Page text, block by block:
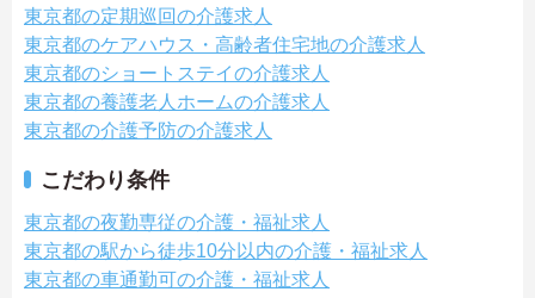
東京都の定期巡回の介護求人
東京都のケアハウス・高齢者住宅地の介護求人
東京都のショートステイの介護求人
東京都の養護老人ホームの介護求人
東京都の介護予防の介護求人
こだわり条件
東京都の夜勤専従の介護・福祉求人
東京都の駅から徒歩10分以内の介護・福祉求人
東京都の車通勤可の介護・福祉求人